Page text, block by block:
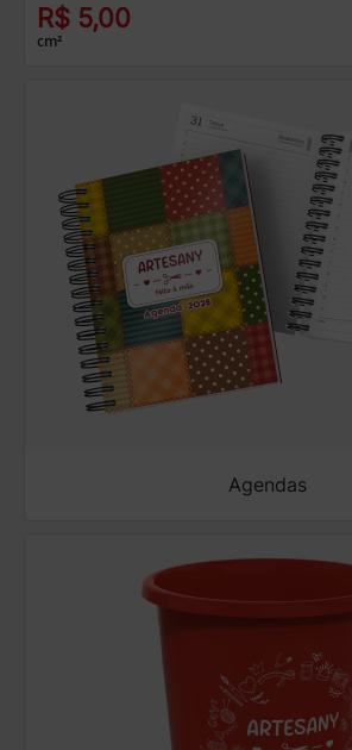
R$ 5,00
cm²
Agendas